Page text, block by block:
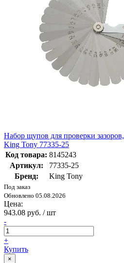
Набор щупов для проверки
King Tony 77335-25
Код товара: 8145243
Артикул:
77335-25
Бренд:
King Tony
Под заказ
Обновлено 05.08.2026
Цена:
943.08 руб. / шт
-
+
Купить
×